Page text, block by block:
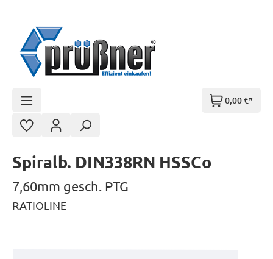
0,00 €*
Spiralb. DIN338RN HSSCo
7,60mm gesch. PTG
RATIOLINE